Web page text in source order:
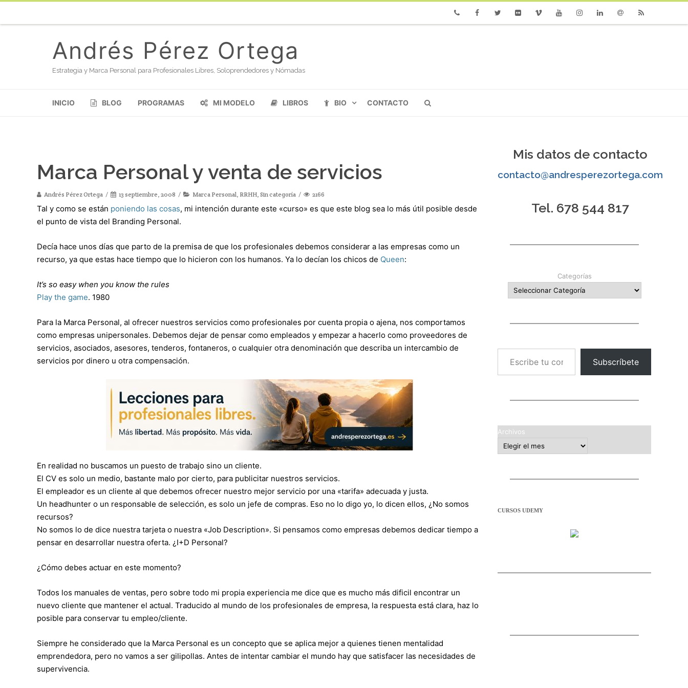
Andrés Pérez Ortega
Estrategia y Marca Personal para Profesionales Libres, Soloprendedores y Nómadas
INICIO BLOG PROGRAMAS MI MODELO LIBROS BIO CONTACTO
Marca Personal y venta de servicios
Andrés Pérez Ortega 13 septiembre, 2008 Marca Personal, RRHH, Sin categoría 2166
Tal y como se están poniendo las cosas, mi intención durante este «curso» es que este blog sea lo más útil posible desde
el punto de vista del Branding Personal.
Decía hace unos días que parto de la premisa de que los profesionales debemos considerar a las empresas como un
recurso, ya que estas hace tiempo que lo hicieron con los humanos. Ya lo decían los chicos de Queen:
It’s so easy when you know the rules
Play the game. 1980
Para la Marca Personal, al ofrecer nuestros servicios como profesionales por cuenta propia o ajena, nos comportamos
como empresas unipersonales. Debemos dejar de pensar como empleados y empezar a hacerlo como proveedores de
servicios, asociados, asesores, tenderos, fontaneros, o cualquier otra denominación que describa un intercambio de
servicios por dinero u otra compensación.
En realidad no buscamos un puesto de trabajo sino un cliente.
El CV es solo un medio, bastante malo por cierto, para publicitar nuestros servicios.
El empleador es un cliente al que debemos ofrecer nuestro mejor servicio por una «tarifa» adecuada y justa.
Un headhunter o un responsable de selección, es solo un jefe de compras. Eso no lo digo yo, lo dicen ellos, ¿No somos
recursos?
No somos lo de dice nuestra tarjeta o nuestra «Job Description». Si pensamos como empresas debemos dedicar tiempo a
pensar en desarrollar nuestra oferta. ¿I+D Personal?
¿Cómo debes actuar en este momento?
Todos los manuales de ventas, pero sobre todo mi propia experiencia me dice que es mucho más dificil encontrar un
nuevo cliente que mantener el actual. Traducido al mundo de los profesionales de empresa, la respuesta está clara, haz lo
posible para conservar tu empleo/cliente.
Siempre he considerado que la Marca Personal es un concepto que se aplica mejor a quienes tienen mentalidad
emprendedora, pero no vamos a ser gilipollas. Antes de intentar cambiar el mundo hay que satisfacer las necesidades de
supervivencia.
Mis datos de contacto
contacto@andresperezortega.com
Tel. 678 544 817
Categorías
Escribe tu correo electrónico…
Subscríbete
Archivos
CURSOS UDEMY